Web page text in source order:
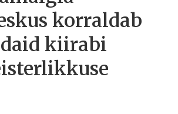
korraldab
kiirabi